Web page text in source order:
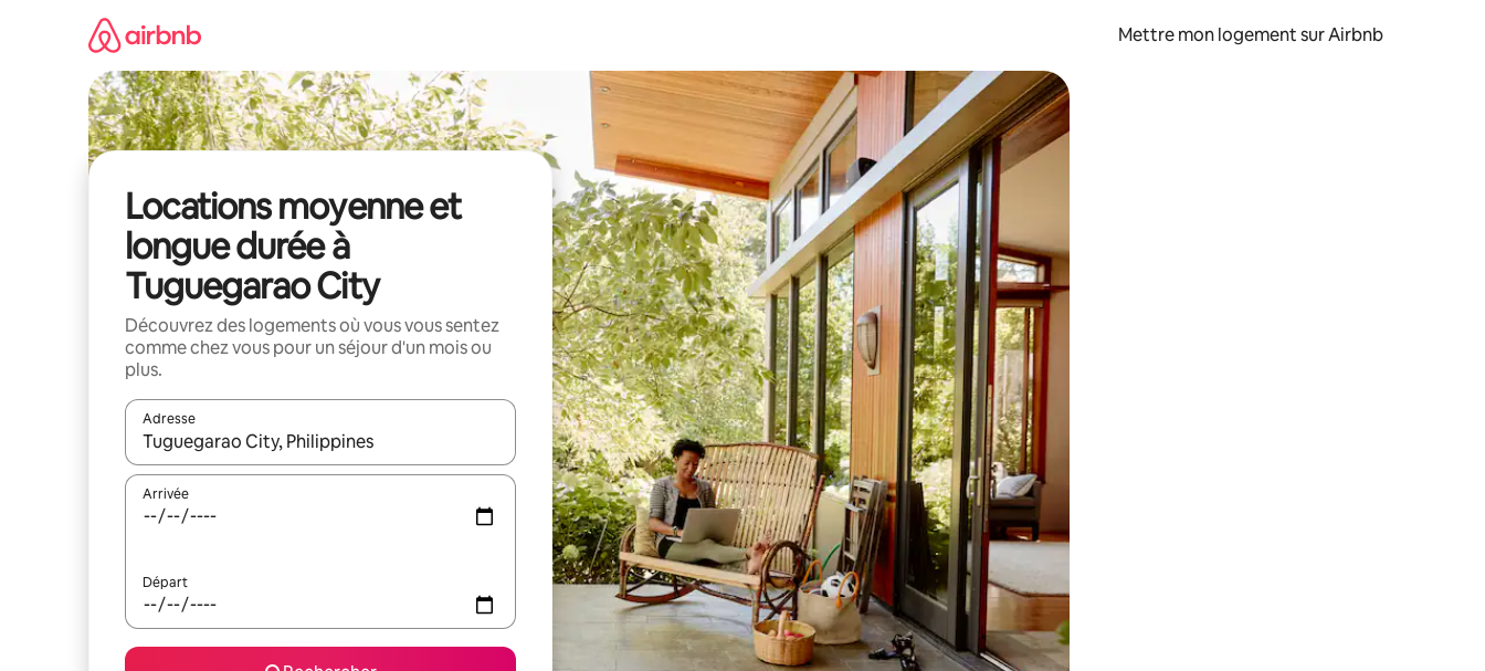
Mettre mon logement sur Airbnb
Locations moyenne et
longue durée à
Tuguegarao City
Découvrez des logements où vous vous sentez
comme chez vous pour un séjour d'un mois ou
plus.
Adresse
Lorsque les résultats s'affichent, utilisez les flèches vers le haut et vers le bas pour les parcourir ou en appuyant et en faisant glisser.
Arrivée
Départ